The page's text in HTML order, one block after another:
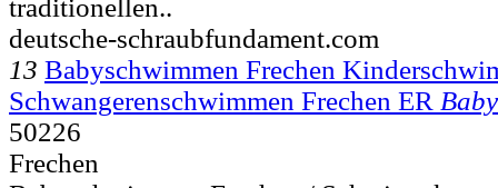
traditionellen..
deutsche-schraubfundament.com
13 Babyschwimmen Frechen
Schwangerenschwimmen Frechen ER
50226
Frechen